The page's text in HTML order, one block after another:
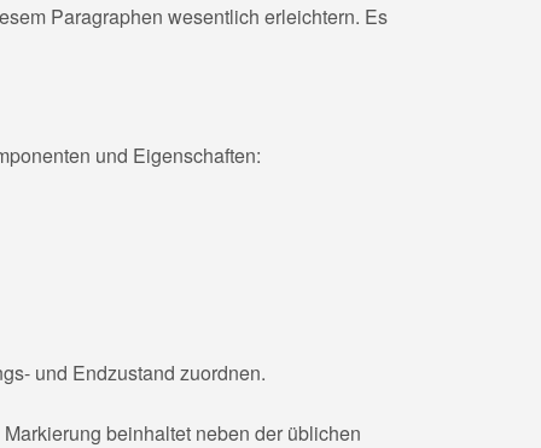
Paragraphen wesentlich erleichtern. Es
und Eigenschaften:
und Endzustand zuordnen.
beinhaltet neben der üblichen